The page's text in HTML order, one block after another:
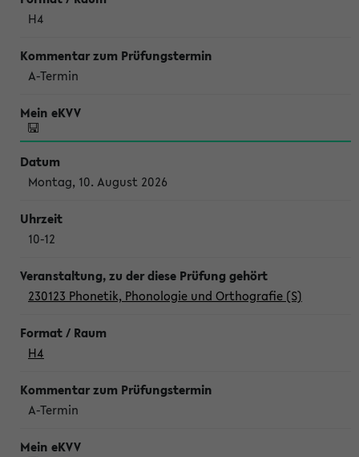
H4
A-Termin
Montag, 10. August 2026
10-12
230123 Phonetik, Phonologie und Orthografie (S)
H4
A-Termin